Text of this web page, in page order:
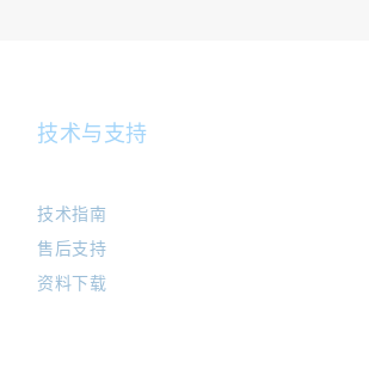
技术与支持
技术指南
售后支持
资料下载